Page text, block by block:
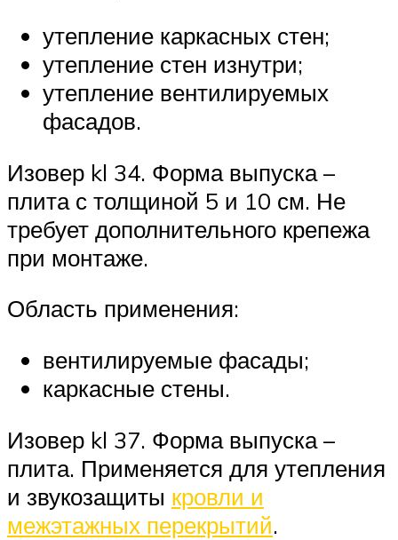
утепление каркасных стен;
утепление стен изнутри;
утепление вентилируемых
фасадов.
Изовер kl 34. Форма выпуска –
плита с толщиной 5 и 10 см. Не
требует дополнительного крепежа
при монтаже.
Область применения:
вентилируемые фасады;
каркасные стены.
Изовер kl 37. Форма выпуска –
плита. Применяется для утепления
и звукозащиты кровли и
межэтажных перекрытий.